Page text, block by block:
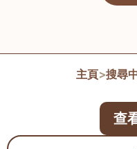
主頁>搜尋
查